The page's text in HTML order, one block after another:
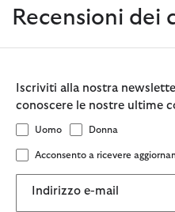
Recensioni dei
Iscriviti alla nostra
conoscere le nostre ultime
Uomo Donna
Acconsento a ricevere
Indirizzo e-mail